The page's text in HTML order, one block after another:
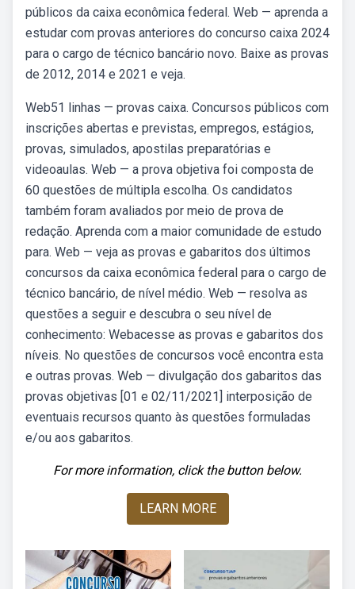
públicos da caixa econômica federal. Web — aprenda a
estudar com provas anteriores do concurso caixa 2024
para o cargo de técnico bancário novo. Baixe as provas
de 2012, 2014 e 2021 e veja.
Web51 linhas — provas caixa. Concursos públicos com
inscrições abertas e previstas, empregos, estágios,
provas, simulados, apostilas preparatórias e
videoaulas. Web — a prova objetiva foi composta de
60 questões de múltipla escolha. Os candidatos
também foram avaliados por meio de prova de
redação. Aprenda com a maior comunidade de estudo
para. Web — veja as provas e gabaritos dos últimos
concursos da caixa econômica federal para o cargo de
técnico bancário, de nível médio. Web — resolva as
questões a seguir e descubra o seu nível de
conhecimento: Webacesse as provas e gabaritos dos
níveis. No questões de concursos você encontra esta
e outras provas. Web — divulgação dos gabaritos das
provas objetivas [01 e 02/11/2021] interposição de
eventuais recursos quanto às questões formuladas
e/ou aos gabaritos.
For more information, click the button below.
LEARN MORE